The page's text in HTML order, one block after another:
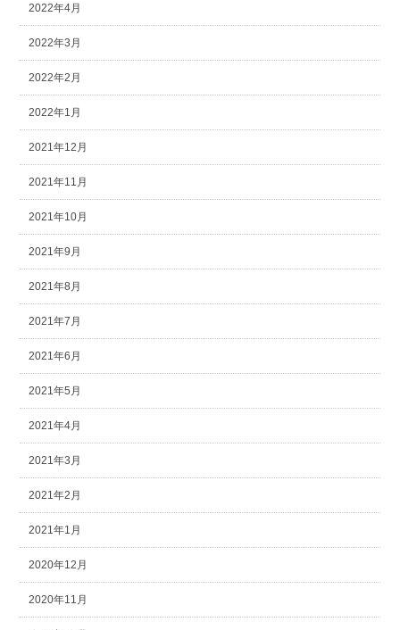
2022年4月
2022年3月
2022年2月
2022年1月
2021年12月
2021年11月
2021年10月
2021年9月
2021年8月
2021年7月
2021年6月
2021年5月
2021年4月
2021年3月
2021年2月
2021年1月
2020年12月
2020年11月